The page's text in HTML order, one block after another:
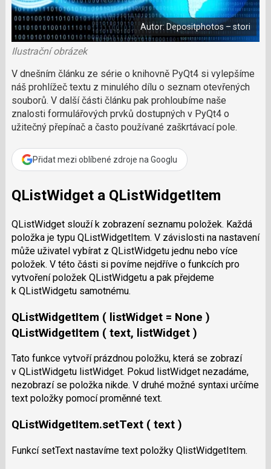
n
e
k
P
o
d
p
o
ř
a
c
i
e
b
o
o
k
i
X
Autor: Depositphotos – stori
Ilustrační obrázek
V dnešním článku ze série o knihovně PyQt4 si vylepšíme
náš prohlížeč textu z minulého dílu o seznam otevřených
souborů. V další části článku pak prohloubíme naše
znalosti formulářových prvků dostupných v PyQt4 o
užitečný přepínač a často používané zaškrtávací pole.
Přidat mezi oblíbené zdroje na Googlu
QListWidget a QListWidgetItem
QListWidget slouží k zobrazení seznamu položek. Každá
položka je typu QListWidgetItem. V závislosti na nastavení
může uživatel vybírat z QListWidgetu jednu nebo více
položek. V této části si povíme nejdříve o funkcích pro
vytvoření položek QListWidgetu a pak přejdeme
k QListWidgetu samotnému.
QListWidgetItem ( listWidget = None )
QListWidgetItem ( text, listWidget )
Tato funkce vytvoří prázdnou položku, která se zobrazí
v QListWidgetu listWidget. Pokud listWidget nezadáme,
nezobrazí se položka nikde. V druhé možné syntaxi určíme
text položky pomocí proměnné text.
QListWidgetItem.setText ( text )
Funkcí setText nastavíme text položky QlistWidgetItem.